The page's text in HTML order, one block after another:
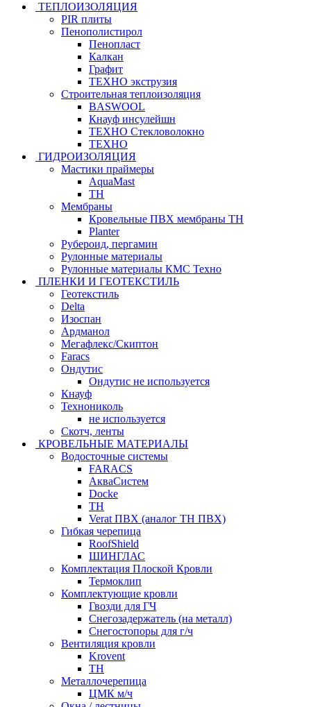
ТЕПЛОИЗОЛЯЦИЯ
PIR плиты
Пенополистирол
Пенопласт
Калкан
Графит
ТЕХНО экструзия
Строительная теплоизоляция
BASWOOL
Кнауф инсулейшн
ТЕХНО Стекловолокно
ТЕХНО
ГИДРОИЗОЛЯЦИЯ
Мастики праймеры
AquaMast
ТН
Мембраны
Кровельные ПВХ мембраны ТН
Planter
Рубероид, пергамин
Рулонные материалы
Рулонные материалы КМС Техно
ПЛЕНКИ И ГЕОТЕКСТИЛЬ
Геотекстиль
Delta
Изоспан
Ардманол
Мегафлекс/Скиптон
Faracs
Ондутис
Ондутис не используется
Кнауф
Технониколь
не используется
Скотч, ленты
КРОВЕЛЬНЫЕ МАТЕРИАЛЫ
Водосточные системы
FARACS
АкваСистем
Docke
ТН
Verat ПВХ (аналог ТН ПВХ)
Гибкая черепица
RoofShield
ШИНГЛАС
Комплектация Плоской Кровли
Термоклип
Комплектующие кровли
Гвозди для ГЧ
Снегозадержатель (на металл)
Снегостопоры для г/ч
Вентиляция кровли
Krovent
ТН
Металлочерепица
ЦМК м/ч